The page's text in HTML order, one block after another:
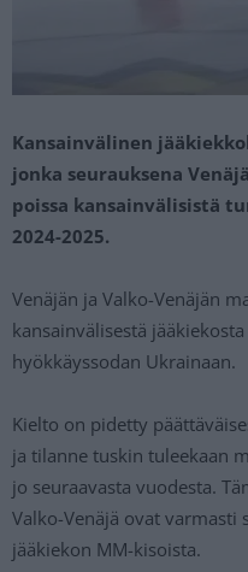
Kansainvälinen
jonka seurauksena
poissa kansainvälisistä
2024-2025.
Venäjän ja Valko-Venäjän
kansainvälisestä
hyökkäyssodan Ukrainaan.
Kielto on pidetty
ja tilanne tuskin tuleekaan
jo seuraavasta vuodesta.
Valko-Venäjä ovat varmasti
jääkiekon MM-kisoista.